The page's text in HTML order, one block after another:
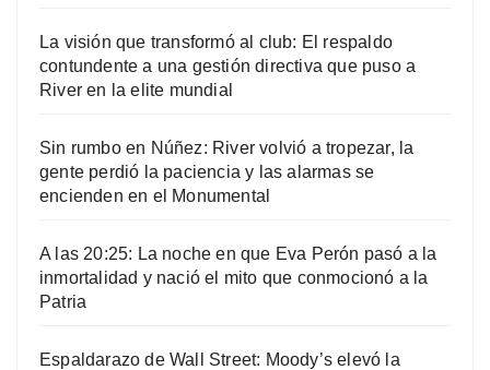
La visión que transformó al club: El respaldo
contundente a una gestión directiva que puso a
River en la elite mundial
Sin rumbo en Núñez: River volvió a tropezar, la
gente perdió la paciencia y las alarmas se
encienden en el Monumental
A las 20:25: La noche en que Eva Perón pasó a la
inmortalidad y nació el mito que conmocionó a la
Patria
Espaldarazo de Wall Street: Moody’s elevó la